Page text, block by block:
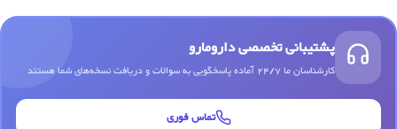
پشتیبانی تخصصی دارومارو
کارشناسان ما 24/7 آماده پاسخگویی به سوالات و دریافت نسخه‌های شما هستند
تماس فوری